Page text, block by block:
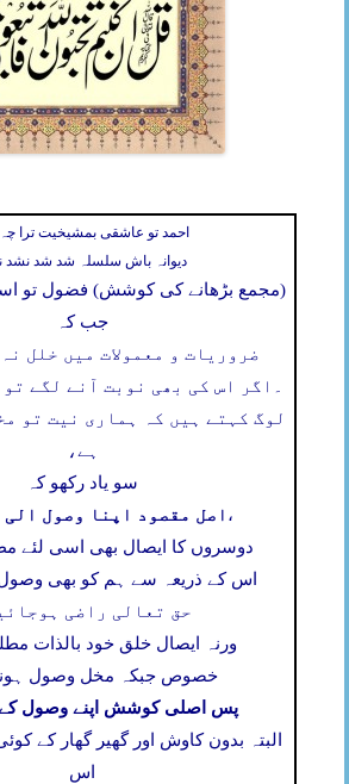
احمد تو عاشقی بمشیخیت ترا چہ
دیوانہ باش سلسلہ شد شد نشد
(مجمع بڑھانے کی کوشش) فضول تو
جب کہ
ضروریات و معمولات میں خلل
اگر اس کی بھی نوبت آنے لگے
لوگ کہتے ہیں کہ ہماری نیت تو
ہے،
سو یاد رکھو کہ
اصل مقصود اپنا وصول الی ،
دوسروں کا ایصال بھی اسی لئے
اس کے ذریعہ سے ہم کو بھی وصول
حق تعالی راضی
ورنہ ایصال خلق خود بالذات
خصوص جبکہ مخل وصول
پس اصلی کوشش اپنے وصول کے
البتہ بدون کاوش اور گھیر گھار کے
اس